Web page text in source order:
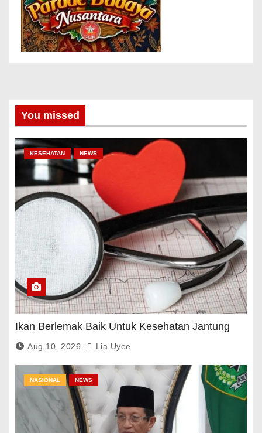
You missed
KESEHATAN NEWS
Ikan Berlemak Baik Untuk Kesehatan Jantung
Aug 10, 2026 Lia Uyee
NASIONAL NEWS